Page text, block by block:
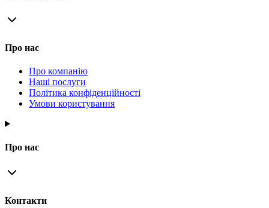
Про нас
Про компанію
Наші послуги
Політика конфіденційності
Умови користування
Про нас
Контакти